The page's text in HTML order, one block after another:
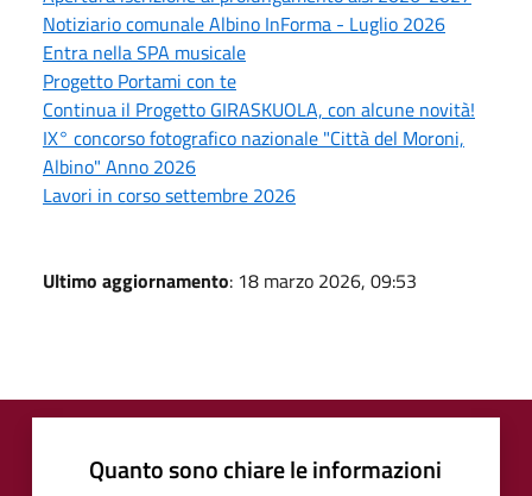
Notiziario comunale Albino InForma - Luglio 2026
Entra nella SPA musicale
Progetto Portami con te
Continua il Progetto GIRASKUOLA, con alcune novità!
IX° concorso fotografico nazionale "Città del Moroni,
Albino" Anno 2026
Lavori in corso settembre 2026
Ultimo aggiornamento: 18 marzo 2026, 09:53
Quanto sono chiare le informazioni